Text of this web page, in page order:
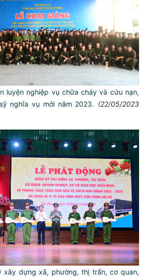
luyện nghiệp vụ chữa cháy và cứu nạn,
nghĩa vụ mới năm 2023. (22/05/2023
xây dựng xã, phường, thị trấn, cơ quan,